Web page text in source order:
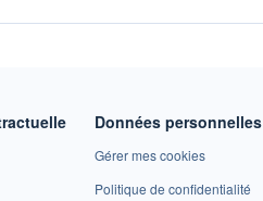
Données personnelles
Gérer mes cookies
Politique de confidentialité